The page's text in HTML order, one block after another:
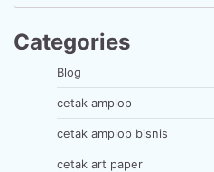
Categories
Blog
cetak amplop
cetak amplop bisnis
cetak art paper